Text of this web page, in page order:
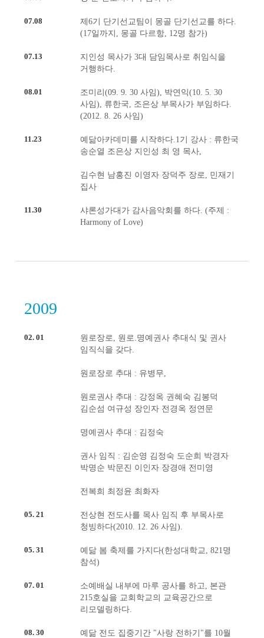
07.08
제6기 단기선교팀이 몽골 단기선교를 하다.
(17일까지, 몽골 다르항, 12명 참가)
07.13
지인성 목사가 3대 담임목사로 취임식을
거행하다.
08.01
조미리(09. 9. 30 사임), 박연익(10. 5. 30
사임), 류한국, 조은상 부목사가 부임하다.
(2012. 8. 26 사임)
11.23
예닮아카데미를 시작하다.1기 강사 : 류한국
송순열 조은상 지인성 최 영 목사,
김수현 남홍진 이영자 장덕주 장로, 민재기
집사
11.30
샤론성가대가 감사음악회를 하다. (주제 :
Harmony of Love)
2009
02. 01
원로장로, 원로.명예권사 추대식 및 권사
임직식을 갖다.
원로장로 추대 : 유병무,
원로권사 추대 : 강정옥 권혜숙 김봉덕
김순섬 여규성 장인자 전경옥 정연문
명예권사 추대 : 김정숙
권사 임직 : 김순영 김정숙 도순희 박경자
박명순 박문진 이인자 장경애 전미영
전복희 최정윤 최화자
05. 21
전상현 전도사를 목사 임직 후 부목사로
청빙하다(2010. 12. 26 사임).
05. 31
예닮 봄 축제를 가지다(한성대학교, 821명
참석)
07. 01
소예배실 내부에 마루 공사를 하고, 본관
215호실을 교회학교의 교육공간으로
리모델링하다.
08. 30
예닮 전도 집중기간 "사랑 전하기"를 10월